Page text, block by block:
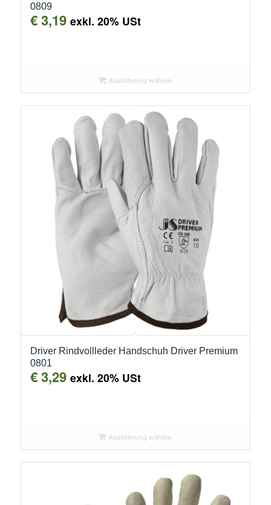
0809
€3,19 exkl. 20% USt
Ausführung wählen
Driver Rindvollleder Handschuh Driver Premium
0801
€3,29 exkl. 20% USt
Ausführung wählen